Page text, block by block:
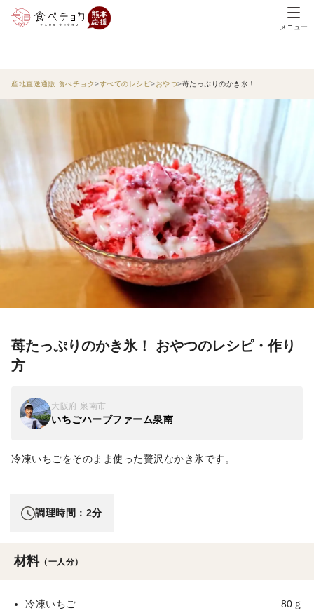
メニュー
産地直送通販 食べチョク すべてのレシピ おやつ 苺たっぷりのかき氷！
苺たっぷりのかき氷！ おやつのレシピ・作り
方
大阪府 泉南市
いちごハーブファーム泉南
冷凍いちごをそのまま使った贅沢なかき氷です。
材料（一人分）
冷凍いちご 80ｇ
調理時間：2分